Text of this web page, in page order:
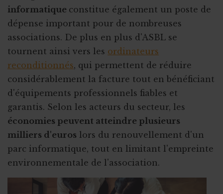
informatique constitue également un poste de
dépense important pour de nombreuses
associations. De plus en plus d'ASBL se
tournent ainsi vers les ordinateurs
reconditionnés, qui permettent de réduire
considérablement la facture tout en bénéficiant
d'équipements professionnels fiables et
garantis. Selon les acteurs du secteur, les
économies peuvent atteindre plusieurs
milliers d'euros lors du renouvellement d'un
parc informatique, tout en limitant l'empreinte
environnementale de l'association.